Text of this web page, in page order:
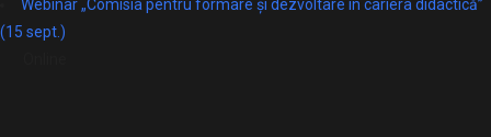
Webinar „Comisia pentru formare și dezvoltare în cariera didactică”
(15 sept.)